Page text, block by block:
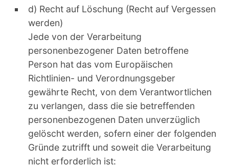
d) Recht auf Löschung (Recht auf Vergessen
werden)
Jede von der Verarbeitung
personenbezogener Daten betroffene
Person hat das vom Europäischen
Richtlinien- und Verordnungsgeber
gewährte Recht, von dem Verantwortlichen
zu verlangen, dass die sie betreffenden
personenbezogenen Daten unverzüglich
gelöscht werden, sofern einer der folgenden
Gründe zutrifft und soweit die Verarbeitung
nicht erforderlich ist: